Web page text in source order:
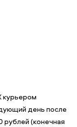
курьером
день после
рублей (конечная